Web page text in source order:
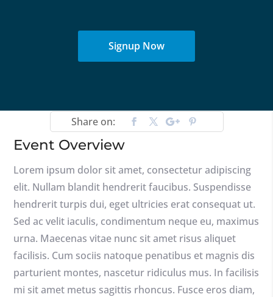
Signup Now
Share on:
Event Overview
Lorem ipsum dolor sit amet, consectetur adipiscing
elit. Nullam blandit hendrerit faucibus. Suspendisse
hendrerit turpis dui, eget ultricies erat consequat ut.
Sed ac velit iaculis, condimentum neque eu, maximus
urna. Maecenas vitae nunc sit amet risus aliquet
facilisis. Cum sociis natoque penatibus et magnis dis
parturient montes, nascetur ridiculus mus. In facilisis
mi sit amet metus sagittis rhoncus. Fusce eros diam,